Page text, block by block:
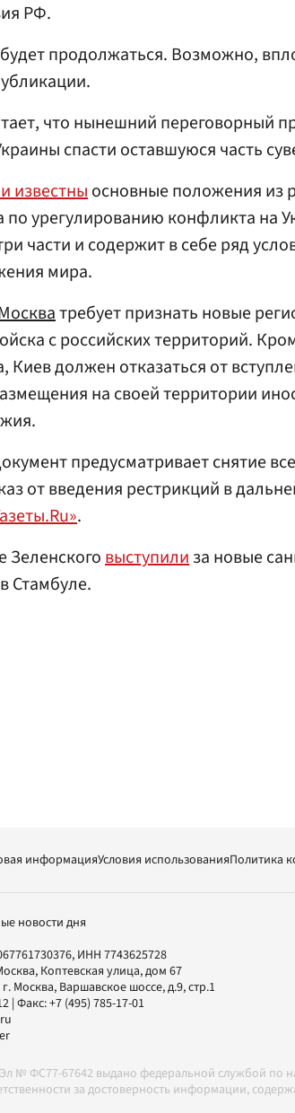
РФ.
продолжаться. Возможно,
что нынешний переговорный
спасти оставшуюся часть
известныосновные положения из
урегулированию конфликта на
части и содержит в себе ряд
мира.
требует признать новые
с российских территорий.
Киев должен отказаться от
на своей территории
предусматривает снятие
от введения рестрикций в
.
Зеленскоговыступилиза новые
Стамбуле.
информацияУсловия использованияПолитика
новости дня
ИНН 7743625728
Коптевская улица, дом 67
Москва, Варшавское шоссе, д.9, стр.1
| Факс:+7 (495) 785-17-01
№ ФС77-67642 выдано федеральной службой
за достоверность информации,